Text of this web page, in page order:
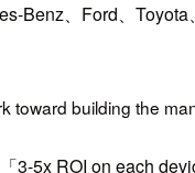
Benz、Ford、
toward building the
3-5x ROI on each